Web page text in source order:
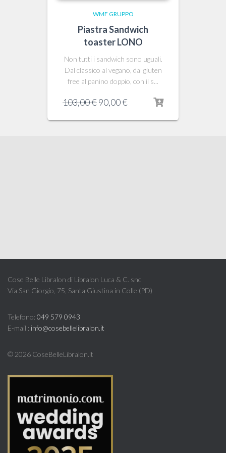
WMF GRUPPO
Piastra Sandwich
toaster LONO
Non tutti i sandwich sono uguali.
Dal classico al vegano, dal gluten
free al panino doppio, con il s...
103,00€Il
originale
90,00€Il
attuale
Cose Belle Libralon di Libralon Luca & C. snc
Via San Giorgio, 75, Santa Giustina in Colle (PD)
Telefono: 049 579 0943
E-mail : info@cosebellelibralon.it
© 2026 CoseBelleLibralon.it